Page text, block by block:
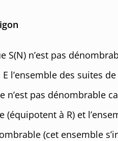
S(N) n’est pas
l’ensemble des suites
n’est pas dénombrable
(équipotent à R) et
(cet ensemble